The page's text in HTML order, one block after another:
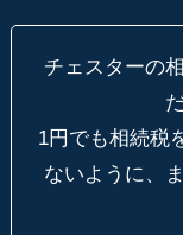
チェスターの
1円でも相続税
ないように、